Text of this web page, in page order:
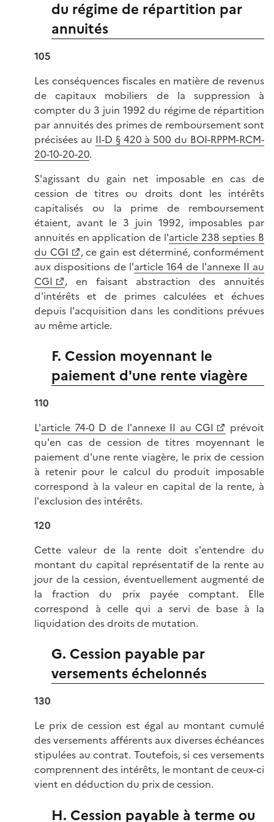
du régime de répartition par
annuités
105
Les conséquences fiscales en matière de revenus
de capitaux mobiliers de la suppression à
compter du 3 juin 1992 du régime de répartition
par annuités des primes de remboursement sont
précisées au II-D § 420 à 500 du BOI-RPPM-RCM-
20-10-20-20.
S'agissant du gain net imposable en cas de
cession de titres ou droits dont les intérêts
capitalisés ou la prime de remboursement
étaient, avant le 3 juin 1992, imposables par
annuités en application de l'article 238 septies B
du CGI
, ce gain est déterminé, conformément
aux dispositions de l'article 164 de l'annexe II au
CGI
, en faisant abstraction des annuités
d'intérêts et de primes calculées et échues
depuis l'acquisition dans les conditions prévues
au même article.
F. Cession moyennant le
paiement d'une rente viagère
110
L'article 74-0 D de l'annexe II au CGI
prévoit
qu'en cas de cession de titres moyennant le
paiement d'une rente viagère, le prix de cession
à retenir pour le calcul du produit imposable
correspond à la valeur en capital de la rente, à
l'exclusion des intérêts.
120
Cette valeur de la rente doit s'entendre du
montant du capital représentatif de la rente au
jour de la cession, éventuellement augmenté de
la fraction du prix payée comptant. Elle
correspond à celle qui a servi de base à la
liquidation des droits de mutation.
G. Cession payable par
versements échelonnés
130
Le prix de cession est égal au montant cumulé
des versements afférents aux diverses échéances
stipulées au contrat. Toutefois, si ces versements
comprennent des intérêts, le montant de ceux-ci
vient en déduction du prix de cession.
H. Cession payable à terme ou